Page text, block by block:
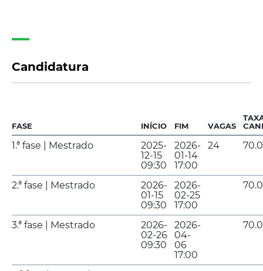
Candidatura
FASE INÍCIO FIM VAGAS
1.ª fase | Mestrado
2025-
12-15
09:30
2026-
01-14
17:00
24
2.ª fase | Mestrado
2026-
01-15
09:30
2026-
02-25
17:00
3.ª fase | Mestrado
2026-
02-26
09:30
2026-
04-
06
17:00